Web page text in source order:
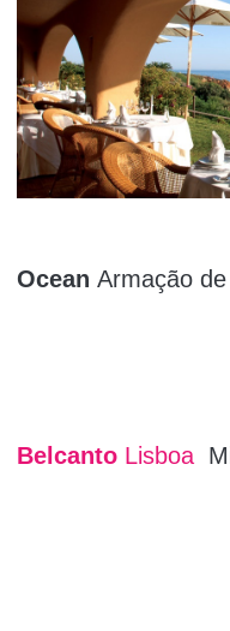
Ocean Armação
Belcanto Lisboa